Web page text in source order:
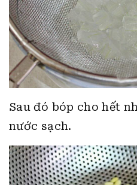
Sau đó bóp cho hết
nước sạch.